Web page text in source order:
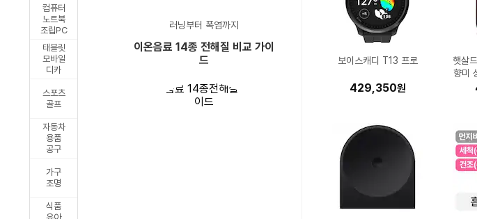
일
트
르
AMG
43
공
시
컴퓨터
노트북
조립PC
태블릿
모바일
디카
스포츠
골프
자동차
용품
공구
가구
조명
식품
러닝부터 폭염까지
이온음료 14종 전해질 비교 가이
드
보이스캐디 T13 프로
429,350원
햇살
향미
삼성전자 갤럭시 버즈4
327,250원
카멜
운트
얼
포켓몬코리아 포켓몬카
화 확장팩 레이징서프 3
20,500원
킹스
타미힐피거 1+1 스몰로
반팔_13H18
77,580원
아누
론산
제닉스 아레나 멀티 게
0)
153,943원
삼성전자 SL-J3260F
294,500원
삼성
MSI 지포스 RTX 506
8GB
638,920원
시디
iFLYTEK AI 스마트 통
310,000원
미닉
삼성전자 갤럭시A36 1
490,000원
(주)
더마
리
EFM ipTIME C500G
34,900원
한국
S